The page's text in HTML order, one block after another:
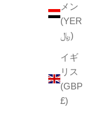
メン
(YER
﷼)
イギ
リス
(GBP
£)